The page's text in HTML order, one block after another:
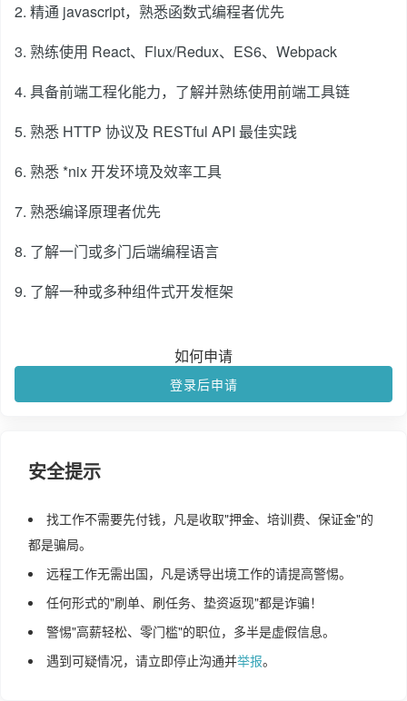
2. 精通 javascript，熟悉函数式编程者优先
3. 熟练使用 React、Flux/Redux、ES6、Webpack
4. 具备前端工程化能力，了解并熟练使用前端工具链
5. 熟悉 HTTP 协议及 RESTful API 最佳实践
6. 熟悉 *nix 开发环境及效率工具
7. 熟悉编译原理者优先
8. 了解一门或多门后端编程语言
9. 了解一种或多种组件式开发框架
如何申请
登录后申请
安全提示
找工作不需要先付钱，凡是收取"押金、培训费、保证金"的
都是骗局。
远程工作无需出国，凡是诱导出境工作的请提高警惕。
任何形式的"刷单、刷任务、垫资返现"都是诈骗！
警惕"高薪轻松、零门槛"的职位，多半是虚假信息。
遇到可疑情况，请立即停止沟通并举报。